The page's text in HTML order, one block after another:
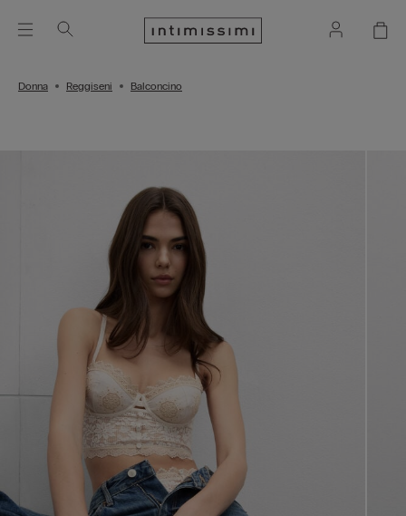
Donna Reggiseni Balconcino